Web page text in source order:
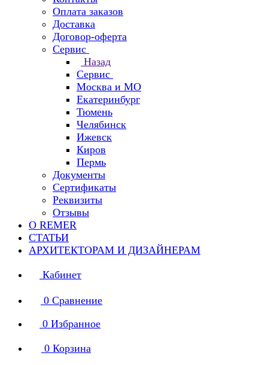
Оплата заказов
Доставка
Договор-оферта
Сервис
Назад
Сервис
Москва и МО
Екатеринбург
Тюмень
Челябинск
Ижевск
Киров
Пермь
Документы
Сертификаты
Реквизиты
Отзывы
О REMER
СТАТЬИ
АРХИТЕКТОРАМ И ДИЗАЙНЕРАМ
Кабинет
0 Сравнение
0 Избранное
0 Корзина